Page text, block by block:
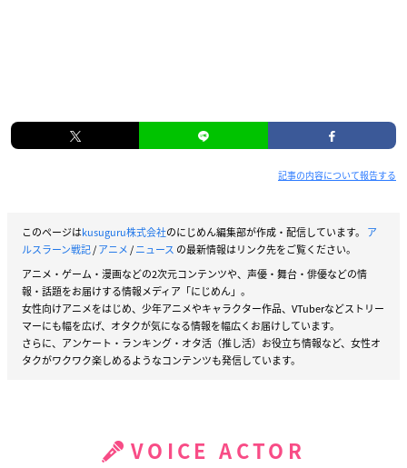
記事の内容について報告する
このページはkusuguru株式会社のにじめん編集部が作成・配信しています。 ア
ルスラーン戦記/アニメ/ニュース の最新情報はリンク先をご覧ください。
アニメ・ゲーム・漫画などの2次元コンテンツや、声優・舞台・俳優などの情
報・話題をお届けする情報メディア「にじめん」。
女性向けアニメをはじめ、少年アニメやキャラクター作品、VTuberなどストリー
マーにも幅を広げ、オタクが気になる情報を幅広くお届けしています。
さらに、アンケート・ランキング・オタ活（推し活）お役立ち情報など、女性オ
タクがワクワク楽しめるようなコンテンツも発信しています。
VOICE ACTOR